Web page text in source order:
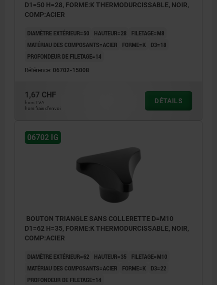
D1=50 H=28, FORME:K THERMODURCISSABLE, NOIR,
COMP:ACIER
DIAMÈTRE EXTÉRIEUR=50 HAUTEUR=28
FILETAGE=M8
MATÉRIAU DES COMPOSANTS=ACIER
FORME=K
D3=18
PROFONDEUR DE FILETAGE=14
Référence: 06702-15008
1,67 CHF
hors TVA
hors frais d’envoi
DÉTAILS
06702 IG
BOUTON TRIANGLE SANS COLLERETTE D=M10
D1=62 H=35, FORME:K THERMODURCISSABLE, NOIR,
COMP:ACIER
DIAMÈTRE EXTÉRIEUR=62 HAUTEUR=35
FILETAGE=M10
MATÉRIAU DES COMPOSANTS=ACIER
FORME=K
D3=22
PROFONDEUR DE FILETAGE=14